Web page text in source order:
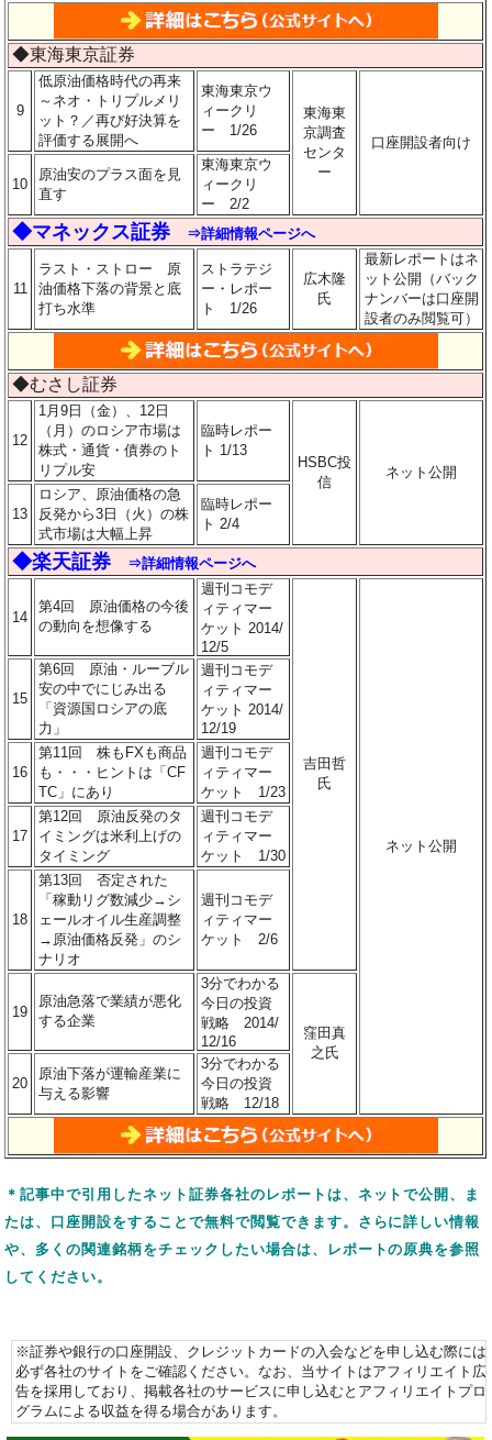
◆東海東京証券
9
低原油価格時代の再来
～ネオ・トリプルメリ
ット？／再び好決算を
評価する展開へ
東海東京ウ
ィークリ
ー 1/26
東海東
京調査
センタ
ー
口座開設者向け
10
原油安のプラス面を見
直す
東海東京ウ
ィークリ
ー 2/2
◆マネックス証券 ⇒詳細情報ページへ
11
ラスト・ストロー 原
油価格下落の背景と底
打ち水準
ストラテジ
ー・レポー
ト 1/26
広木隆
氏
最新レポートはネ
ット公開（バック
ナンバーは口座開
設者のみ閲覧可）
◆むさし証券
12
1月9日（金）、12日
（月）のロシア市場は
株式・通貨・債券のト
リプル安
臨時レポー
ト 1/13
HSBC投
信
ネット公開
13
ロシア、原油価格の急
反発から3日（火）の株
式市場は大幅上昇
臨時レポー
ト 2/4
◆楽天証券 ⇒詳細情報ページへ
14
第4回 原油価格の今後
の動向を想像する
週刊コモデ
ィティマー
ケット 2014/
12/5
吉田哲
氏
ネット公開
15
第6回 原油・ルーブル
安の中でにじみ出る
「資源国ロシアの底
力」
週刊コモデ
ィティマー
ケット 2014/
12/19
16
第11回 株もFXも商品
も・・・ヒントは「CF
TC」にあり
週刊コモデ
ィティマー
ケット 1/23
17
第12回 原油反発のタ
イミングは米利上げの
タイミング
週刊コモデ
ィティマー
ケット 1/30
18
第13回 否定された
「稼動リグ数減少→シ
ェールオイル生産調整
→原油価格反発」のシ
ナリオ
週刊コモデ
ィティマー
ケット 2/6
19
原油急落で業績が悪化
する企業
3分でわかる
今日の投資
戦略 2014/
12/16
窪田真
之氏
20
原油下落が運輸産業に
与える影響
3分でわかる
今日の投資
戦略 12/18
＊記事中で引用したネット証券各社のレポートは、ネットで公開、ま
たは、口座開設をすることで無料で閲覧できます。さらに詳しい情報
や、多くの関連銘柄をチェックしたい場合は、レポートの原典を参照
してください。
※証券や銀行の口座開設、クレジットカードの入会などを申し込む際には
必ず各社のサイトをご確認ください。なお、当サイトはアフィリエイト広
告を採用しており、掲載各社のサービスに申し込むとアフィリエイトプロ
グラムによる収益を得る場合があります。